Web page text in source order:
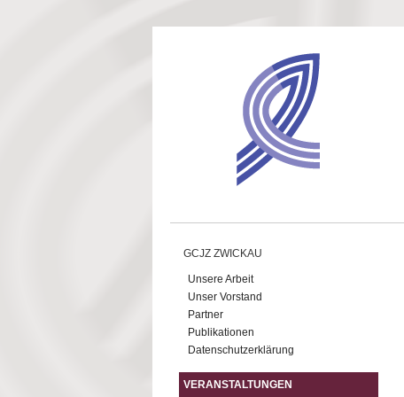
GCJZ ZWICKAU
Unsere Arbeit
Unser Vorstand
Partner
Publikationen
Datenschutzerklärung
VERANSTALTUNGEN